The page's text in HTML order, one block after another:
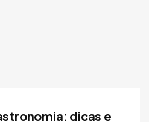
dicas e